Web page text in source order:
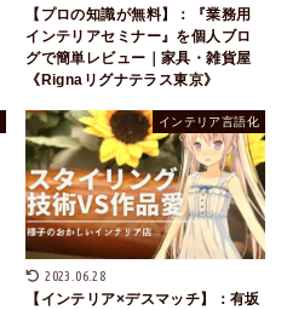
【プロの知識が無料】：『業務用
インテリアセミナー』を個人ブロ
グで簡単レビュー｜家具・雑貨屋
《Rignaリグナテラス東京》
インテリア言語化
2023.06.28
【インテリア×デスマッチ】：有坂